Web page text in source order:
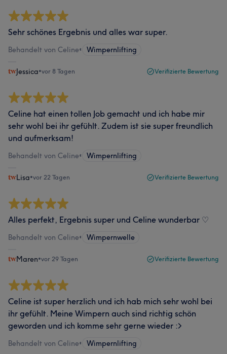
Sehr schönes Ergebnis und alles war super.
Behandelt von Celine• Wimpernlifting
Jessica•vor 8 Tagen Verifizierte Bewertung
Celine hat einen tollen Job gemacht und ich habe mir
sehr wohl bei ihr gefühlt. Zudem ist sie super freundlich
und aufmerksam!
Behandelt von Celine• Wimpernlifting
Lisa•vor 22 Tagen Verifizierte Bewertung
Alles perfekt, Ergebnis super und Celine wunderbar ♡
Behandelt von Celine• Wimpernwelle
Maren•vor 29 Tagen Verifizierte Bewertung
Celine ist super herzlich und ich hab mich sehr wohl bei
ihr gefühlt. Meine Wimpern auch sind richtig schön
geworden und ich komme sehr gerne wieder :>
Behandelt von Celine• Wimpernlifting